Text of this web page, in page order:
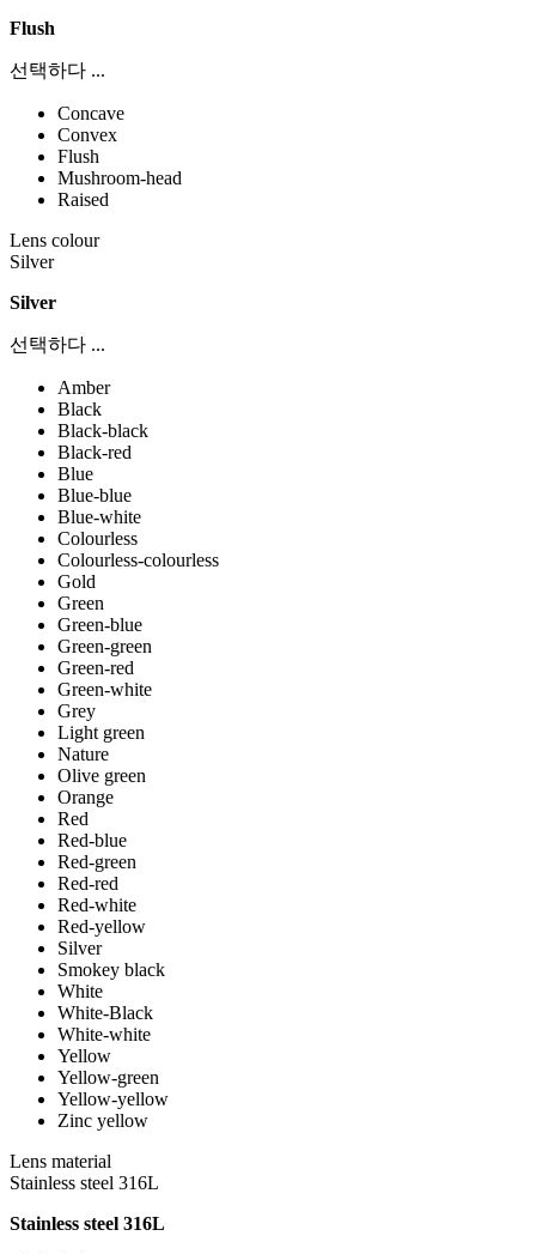
Flush
선택하다 ...
Concave
Convex
Flush
Mushroom-head
Raised
Lens colour
Silver
Silver
선택하다 ...
Amber
Black
Black-black
Black-red
Blue
Blue-blue
Blue-white
Colourless
Colourless-colourless
Gold
Green
Green-blue
Green-green
Green-red
Green-white
Grey
Light green
Nature
Olive green
Orange
Red
Red-blue
Red-green
Red-red
Red-white
Red-yellow
Silver
Smokey black
White
White-Black
White-white
Yellow
Yellow-green
Yellow-yellow
Zinc yellow
Lens material
Stainless steel 316L
Stainless steel 316L